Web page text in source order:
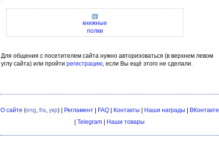
книжные
полки
Для общения с посетителем сайта нужно авторизоваться (в верхнем левом
углу сайта) или пройти регистрацию, если Вы ещё этого не сделали.
О сайте (eng, fra, укр) | Регламент| FAQ| Контакты Наши награды
ВКонтакте
Telegram Наши товары